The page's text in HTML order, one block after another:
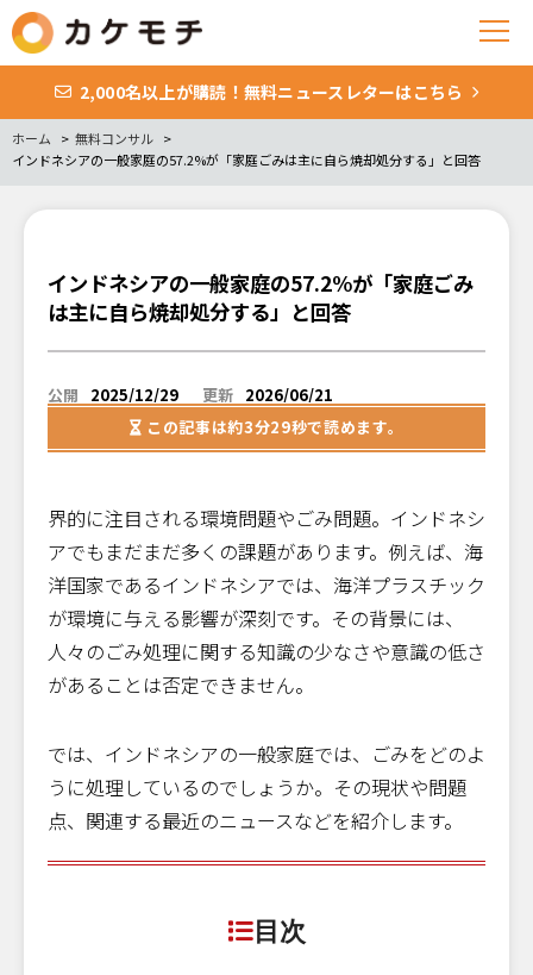
2,000名以上が購読！無料ニュースレターはこちら
ホーム
無料コンサル
インドネシアの一般家庭の57.2%が「家庭ごみは主に自ら焼却処分する」と回答
インドネシアの一般家庭の57.2%が「家庭ごみ
は主に自ら焼却処分する」と回答
公開 2025/12/29 更新 2026/06/21
この記事は約3分29秒で読めます。
界的に注目される環境問題やごみ問題。インドネシ
アでもまだまだ多くの課題があります。例えば、海
洋国家であるインドネシアでは、海洋プラスチック
が環境に与える影響が深刻です。その背景には、
人々のごみ処理に関する知識の少なさや意識の低さ
があることは否定できません。
では、インドネシアの一般家庭では、ごみをどのよ
うに処理しているのでしょうか。その現状や問題
点、関連する最近のニュースなどを紹介します。
目次